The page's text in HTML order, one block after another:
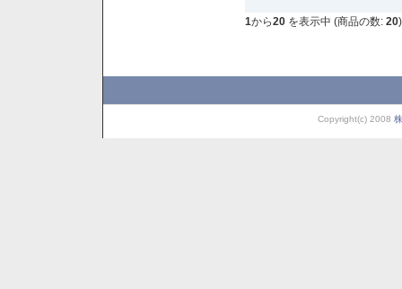
1から20 を表示中 (商品の数: 20)
Copyright(c) 2008